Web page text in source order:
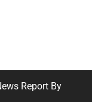
Report By